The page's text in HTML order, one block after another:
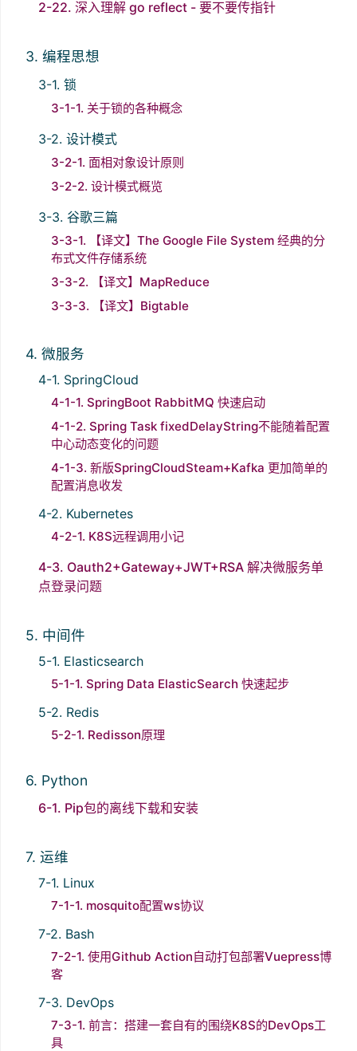
2-22. 深入理解 go reflect - 要不要传指针
3. 编程思想
3-1. 锁
3-1-1. 关于锁的各种概念
3-2. 设计模式
3-2-1. 面相对象设计原则
3-2-2. 设计模式概览
3-3. 谷歌三篇
3-3-1. 【译文】The Google File System 经典的分
布式文件存储系统
3-3-2. 【译文】MapReduce
3-3-3. 【译文】Bigtable
4. 微服务
4-1. SpringCloud
4-1-1. SpringBoot RabbitMQ 快速启动
4-1-2. Spring Task fixedDelayString不能随着配置
中心动态变化的问题
4-1-3. 新版SpringCloudSteam+Kafka 更加简单的
配置消息收发
4-2. Kubernetes
4-2-1. K8S远程调用小记
4-3. Oauth2+Gateway+JWT+RSA 解决微服务单
点登录问题
5. 中间件
5-1. Elasticsearch
5-1-1. Spring Data ElasticSearch 快速起步
5-2. Redis
5-2-1. Redisson原理
6. Python
6-1. Pip包的离线下载和安装
7. 运维
7-1. Linux
7-1-1. mosquito配置ws协议
7-2. Bash
7-2-1. 使用Github Action自动打包部署Vuepress博
客
7-3. DevOps
7-3-1. 前言：搭建一套自有的围绕K8S的DevOps工
具